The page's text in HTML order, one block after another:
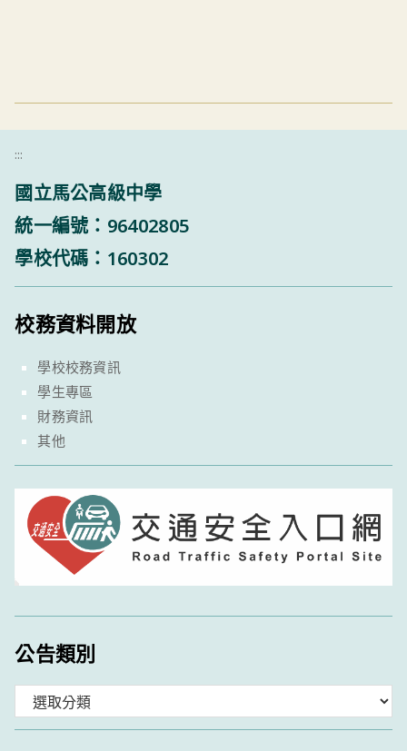
:::
國立馬公高級中學
統一編號：96402805
學校代碼：160302
校務資料開放
學校校務資訊
學生專區
財務資訊
其他
公告類別
類